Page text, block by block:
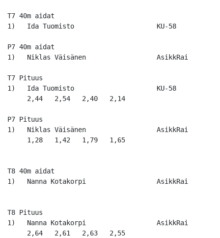
T7 40m aidat
1)   Ida Tuomisto                     KU-
P7 40m aidat
1)   Niklas Väisänen
T7 Pituus
1)   Ida Tuomisto                     KU-
     2,44   2,54   2,40   2,14
P7 Pituus
1)   Niklas Väisänen
     1,28   1,42   1,79   1,65
T8 40m aidat
1)   Nanna Kotakorpi
T8 Pituus
1)   Nanna Kotakorpi
     2,64   2,61   2,63   2,55